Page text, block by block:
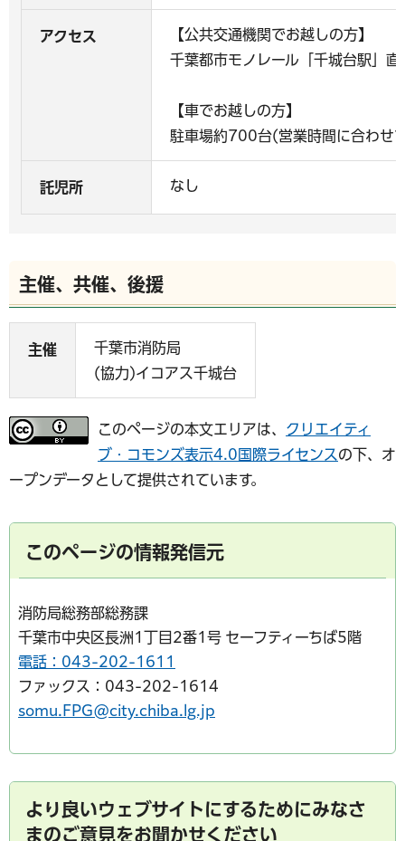
アクセス
【公共交通機関でお越しの方】
千葉都市モノレール「千城台駅」直
【車でお越しの方】
駐車場約700台(営業時間に合わせ
託児所 なし
主催、共催、後援
主催
千葉市消防局
(協力)イコアス千城台
このページの本文エリアは、 クリエイティ
ブ・コモンズ表示4.0国際ライセンスの下、オ
ープンデータとして提供されています。
このページの情報発信元
消防局総務部総務課
千葉市中央区長洲1丁目2番1号 セーフティーちば5階
電話：043-202-1611
ファックス：043-202-1614
somu.FPG@city.chiba.lg.jp
より良いウェブサイトにするためにみなさ
まのご意見をお聞かせください